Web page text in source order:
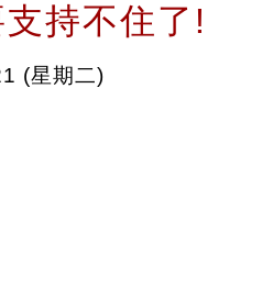
持不住了!
(星期二)